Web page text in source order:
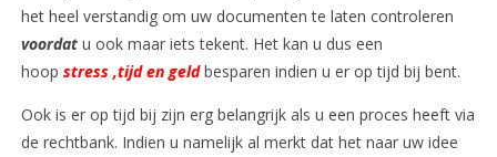
het heel verstandig om uw documenten te laten controleren
voordat u ook maar iets tekent. Het kan u dus een
hoop stress ,tijd en geldbesparen indien u er op tijd bij bent.
Ook is er op tijd bij zijn erg belangrijk als u een proces heeft via
de rechtbank. Indien u namelijk al merkt dat het naar uw idee